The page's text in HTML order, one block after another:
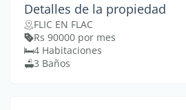
Detalles de la propiedad
FLIC EN FLAC
Rs 90000 por mes
4 Habitaciones
3 Baños